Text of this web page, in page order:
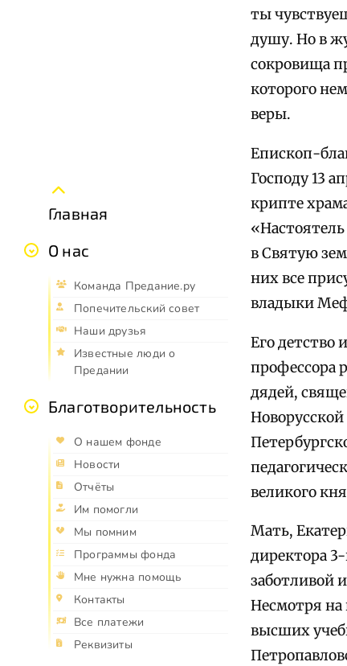
Главная
О нас
Команда Предание.ру
Попечительский совет
Наши друзья
Известные люди о
Предании
Благотворительность
О нашем фонде
Новости
Отчёты
Им помогли
Мы помним
Программы фонда
Мне нужна помощь
Контакты
Все платежи
Реквизиты
ты
душу. Но в
сокровища
которого
веры.
Епископ-
Господу 13
крипте
в Святую
них все
владыки
Его детство
профессора
дядей,
великого
Мать,
директора
заботливой
Несмотря на
высших